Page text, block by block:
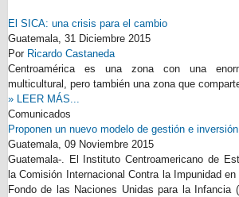
El SICA: una crisis para el cambio
Guatemala, 31 Diciembre 2015
Por Ricardo Castaneda
Centroamérica es una zona con una
multicultural, pero también una zona que
» LEER MÁS...
Comunicados
Proponen un nuevo modelo de gestión e
Guatemala, 09 Noviembre 2015
Guatemala-. El Instituto Centroamericano de
la Comisión Internacional Contra la Impunidad
Fondo de las Naciones Unidas para la Infancia